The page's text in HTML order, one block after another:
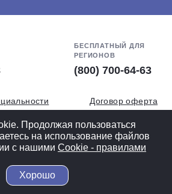
БЕСПЛАТНЫЙ ДЛЯ
РЕГИОНОВ
(800) 700-64-63
Договор оферта
данных
СОУТ
Полная версия
- более 20 лет радуем Вас!
Продолжая пользоваться
на использование файлов
с нашими Cookiе - правилами
Хорошо